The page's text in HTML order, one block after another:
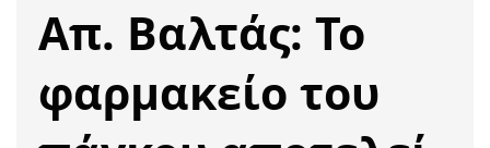
Απ. Βαλτάς: Το
φαρμακείο του